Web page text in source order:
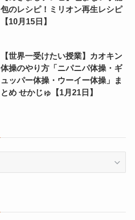
包のレシピ！ミリオン再生レシピ
【10月15日】
【世界一受けたい授業】カオキン
体操のやり方「ニパニパ体操・ギ
ュッパー体操・ウーイー体操」ま
とめ せかじゅ【1月21日】